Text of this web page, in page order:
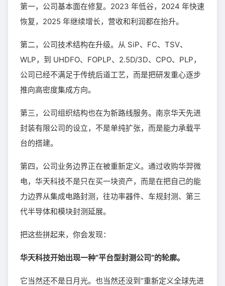
第一，公司基本面在修复。2023 年低谷，2024 年快速
恢复，2025 年继续增长，营收和利润都在抬升。
第二，公司技术结构在升级。从 SiP、FC、TSV、
WLP，到 UHDFO、FOPLP、2.5D/3D、CPO、PLP，
公司已经不满足于传统后道工艺，而是把研发重心逐步
推向高密度集成方向。
第三，公司组织结构也在为新路线服务。南京华天先进
封装有限公司的设立，不是单纯扩张，而是能力承载平
台的搭建。
第四，公司业务边界正在被重新定义。通过收购华羿微
电，华天科技不是只在买一块资产，而是在把自己的能
力边界从集成电路封测，往功率器件、车规封测、第三
代半导体和模块封测延展。
把这些拼起来，你会发现：
华天科技开始出现一种“平台型封测公司”的轮廓。
它当然还不是日月光。也当然还没到“重新定义全球先进